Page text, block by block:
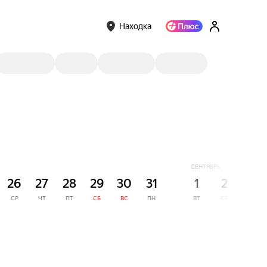
Находка
26
СР
27
ЧТ
28
ПТ
29
СБ
30
ВС
31
ПН
СЕНТЯБРЬ
1
ВТ
2